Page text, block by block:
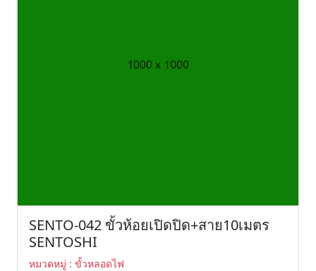
SENTO-042 ขั้วห้อยเปิดปิด+สาย10เมตร
SENTOSHI
หมวดหมู่ : ขั้วหลอดไฟ